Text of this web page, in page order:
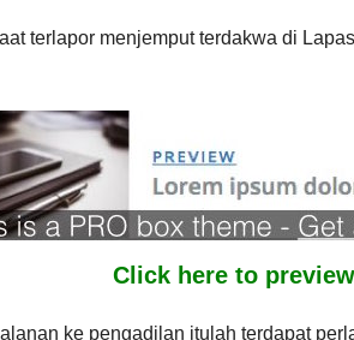
terlapor menjemput terdakwa di
Click here to
ke pengadilan itulah terdapat